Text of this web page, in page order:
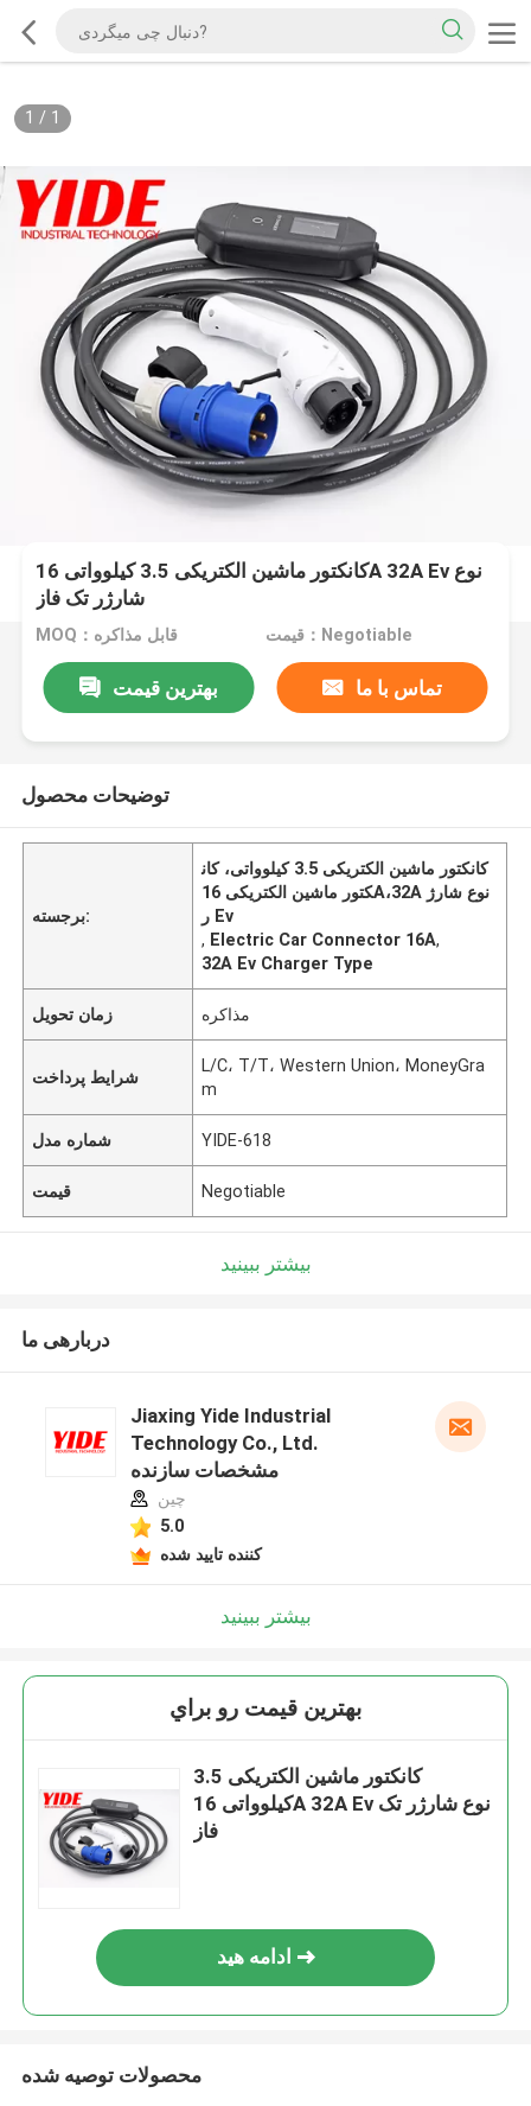
1 / 1
کانکتور ماشین الکتریکی 3.5 کیلوواتی 16A 32A Ev نوع
شارژر تک فاز
MOQ：قابل مذاکره قیمت：Negotiable
بهترین قیمت تماس با ما
توضیحات محصول
برجسته:
کانکتور ماشین الکتریکی 3.5 کیلوواتی، کان
کتور ماشین الکتریکی 16A،32A نوع شارژ
ر Ev
, Electric Car Connector 16A,
32A Ev Charger Type
زمان تحویل مذاکره
شرایط پرداخت
L/C، T/T، Western Union، MoneyGra
m
شماره مدل YIDE-618
قیمت Negotiable
بیشتر ببینید
دربارهی ما
Jiaxing Yide Industrial
Technology Co., Ltd.
مشخصات سازنده
چین
5.0
کننده تایید شده
بیشتر ببینید
بهترين قيمت رو براي
کانکتور ماشین الکتریکی 3.5
کیلوواتی 16A 32A Ev نوع شارژر تک
فاز
ادامه هید
محصولات توصیه شده